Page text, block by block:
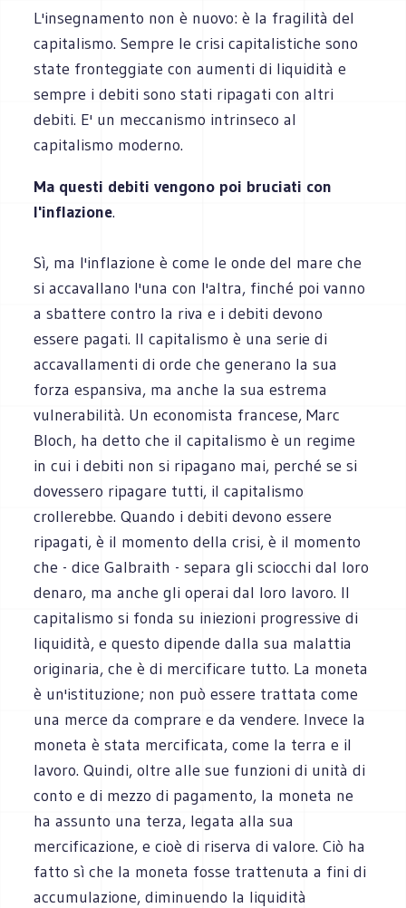
L'insegnamento non è nuovo: è la fragilità del
capitalismo. Sempre le crisi capitalistiche sono
state fronteggiate con aumenti di liquidità e
sempre i debiti sono stati ripagati con altri
debiti. E' un meccanismo intrinseco al
capitalismo moderno.
Ma questi debiti vengono poi bruciati con
l'inflazione.
Sì, ma l'inflazione è come le onde del mare che
si accavallano l'una con l'altra, finché poi vanno
a sbattere contro la riva e i debiti devono
essere pagati. Il capitalismo è una serie di
accavallamenti di orde che generano la sua
forza espansiva, ma anche la sua estrema
vulnerabilità. Un economista francese, Marc
Bloch, ha detto che il capitalismo è un regime
in cui i debiti non si ripagano mai, perché se si
dovessero ripagare tutti, il capitalismo
crollerebbe. Quando i debiti devono essere
ripagati, è il momento della crisi, è il momento
che - dice Galbraith - separa gli sciocchi dal loro
denaro, ma anche gli operai dal loro lavoro. Il
capitalismo si fonda su iniezioni progressive di
liquidità, e questo dipende dalla sua malattia
originaria, che è di mercificare tutto. La moneta
è un'istituzione; non può essere trattata come
una merce da comprare e da vendere. Invece la
moneta è stata mercificata, come la terra e il
lavoro. Quindi, oltre alle sue funzioni di unità di
conto e di mezzo di pagamento, la moneta ne
ha assunto una terza, legata alla sua
mercificazione, e cioè di riserva di valore. Ciò ha
fatto sì che la moneta fosse trattenuta a fini di
accumulazione, diminuendo la liquidità